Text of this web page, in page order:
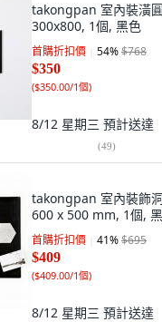
takongpan 室內裝潢
300x800, 1個, 黑色
首購折扣價 54%$768
$350
($350.00/1個)
8/12 星期三 預計送達
(49)
takongpan 室內裝飾
600 x 500 mm, 1個,
首購折扣價 41%$695
$409
($409.00/1個)
8/12 星期三 預計送達